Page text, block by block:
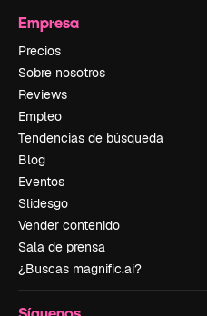
Empresa
Precios
Sobre nosotros
Reviews
Empleo
Tendencias de búsqueda
Blog
Eventos
Slidesgo
Vender contenido
Sala de prensa
¿Buscas magnific.ai?